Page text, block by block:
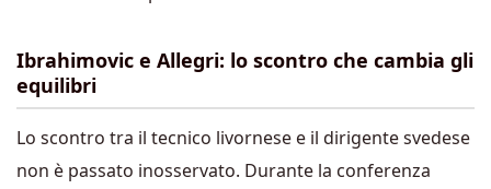
Ibrahimovic e Allegri: lo scontro che cambia gli
equilibri
Lo scontro tra il tecnico livornese e il dirigente svedese
non è passato inosservato. Durante la conferenza